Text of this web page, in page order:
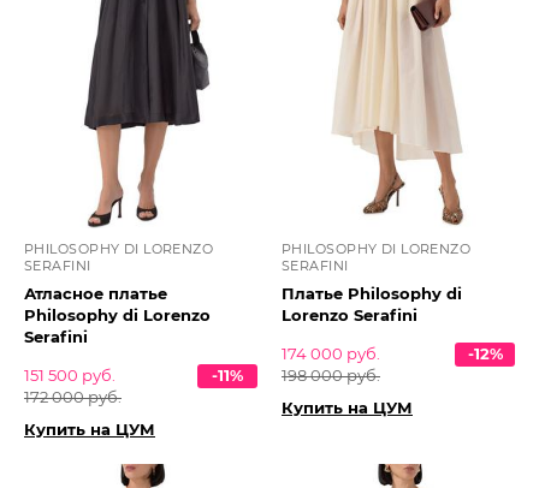
PHILOSOPHY DI LORENZO
SERAFINI
Атласное платье
Philosophy di Lorenzo
Serafini
151 500 руб.
172 000 руб.
-11%
Купить на ЦУМ
PHILOSOPHY DI LORENZO
SERAFINI
Платье Philosophy di
Lorenzo Serafini
174 000 руб.
198 000 руб.
-12%
Купить на ЦУМ